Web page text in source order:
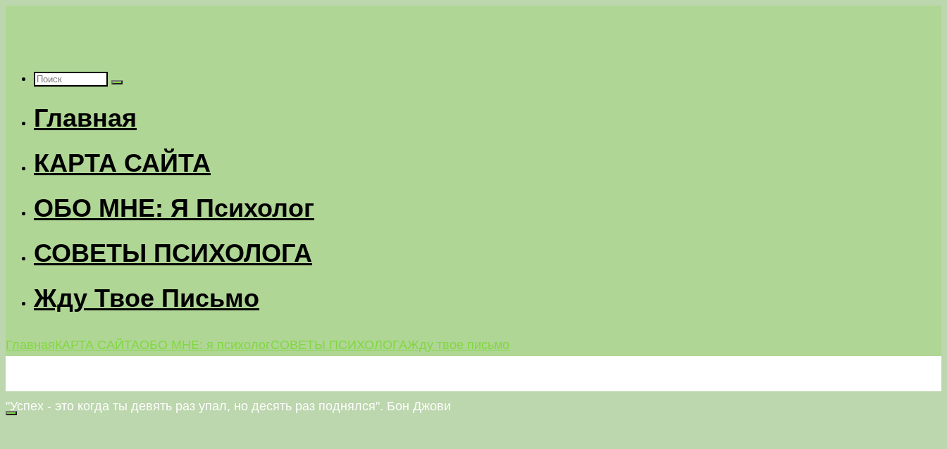
Что
искать:
Главная
КАРТА САЙТА
ОБО МНЕ: Я Психолог
СОВЕТЫ ПСИХОЛОГА
Жду Твое Письмо
ГлавнаяКАРТА САЙТАОБО МНЕ: я психологСОВЕТЫ ПСИХОЛОГАЖду твое письмо
"Успех - это когда ты девять раз упал, но десять раз поднялся". Бон Джови